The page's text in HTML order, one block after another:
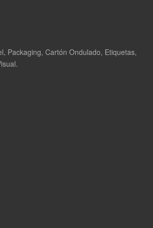
cumple 30 años en España y
S.A.
para impresión digital,
Packaging, Cartón Ondulado, Etiquetas,